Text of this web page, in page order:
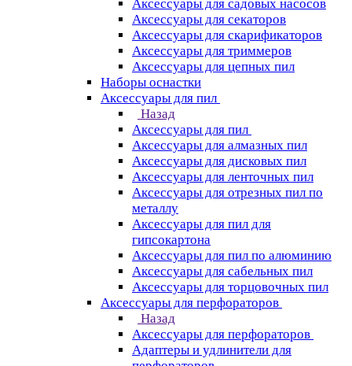
Аксессуары для садовых насосов
Аксессуары для секаторов
Аксессуары для скарификаторов
Аксессуары для триммеров
Аксессуары для цепных пил
Наборы оснастки
Аксессуары для пил
Назад
Аксессуары для пил
Аксессуары для алмазных пил
Аксессуары для дисковых пил
Аксессуары для ленточных пил
Аксессуары для отрезных пил по
металлу
Аксессуары для пил для
гипсокартона
Аксессуары для пил по алюминию
Аксессуары для сабельных пил
Аксессуары для торцовочных пил
Аксессуары для перфораторов
Назад
Аксессуары для перфораторов
Адаптеры и удлинители для